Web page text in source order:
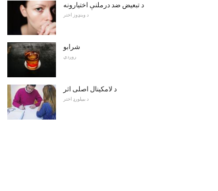
د تبعیض ضد درملنې اختیارونه
د وینډوز اختر
شرابو
روږدي
د لامکینال اصلی اثر
د بیپلورډ اختر